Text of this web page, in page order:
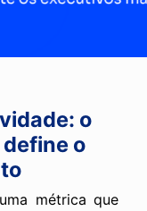
o
define o
métrica que